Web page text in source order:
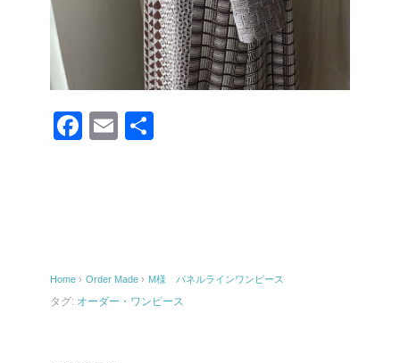
F
o
o
E
Home › Order Made › M様 パネルラインワンピース
タグ: オーダー・ワンピース